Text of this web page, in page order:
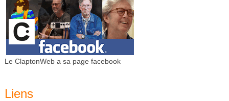
Le ClaptonWeb a sa page facebook
Liens